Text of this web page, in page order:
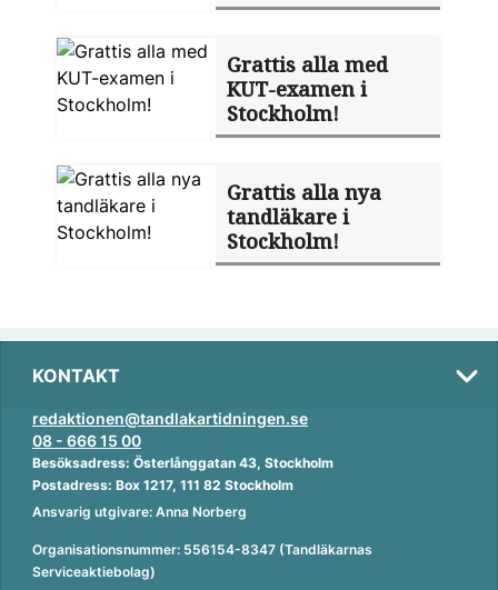
Grattis alla med
KUT-examen i
Stockholm!
Grattis alla nya
tandläkare i
Stockholm!
KONTAKT
redaktionen@tandlakartidningen.se
08 - 666 15 00
Besöksadress: Österlånggatan 43, Stockholm
Postadress: Box 1217, 111 82 Stockholm
Ansvarig utgivare: Anna Norberg
Organisationsnummer: 556154-8347 (Tandläkarnas
Serviceaktiebolag)